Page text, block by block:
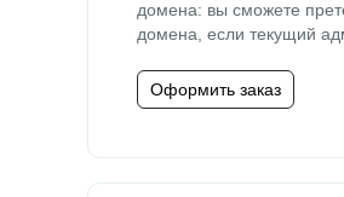
домена: вы сможете
домена, если текущий
Оформить заказ